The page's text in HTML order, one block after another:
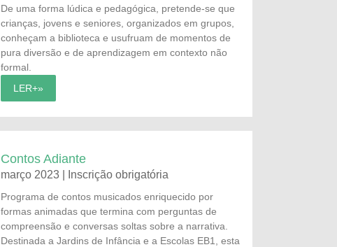
De uma forma lúdica e pedagógica, pretende-se que
crianças, jovens e seniores, organizados em grupos,
conheçam a biblioteca e usufruam de momentos de
pura diversão e de aprendizagem em contexto não
formal.
LER+»
Contos Adiante
março 2023 | Inscrição obrigatória
Programa de contos musicados enriquecido por
formas animadas que termina com perguntas de
compreensão e conversas soltas sobre a narrativa.
Destinada a Jardins de Infância e a Escolas EB1, esta